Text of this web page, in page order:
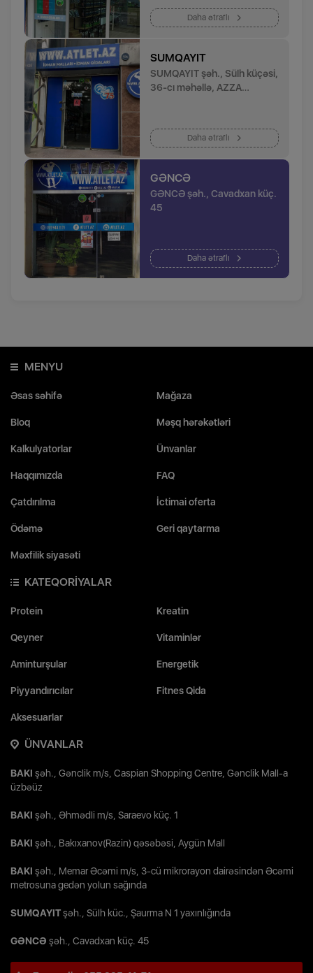
sağında
Daha ətraflı
SUMQAYIT
SUMQAYIT şəh., Sülh küçəsi,
36-cı məhəllə, AZZA
Daha ətraflı
GƏNCƏ
GƏNCƏ şəh., Cavadxan küç.
45
Daha ətraflı
MENYU
Əsas səhifə Mağaza
Bloq Məşq hərəkətləri
Kalkulyatorlar Ünvanlar
Haqqımızda FAQ
Çatdırılma İctimai oferta
Ödəmə Geri qaytarma
Məxfilik siyasəti
KATEQORİYALAR
Protein Kreatin
Qeyner Vitaminlər
Aminturşular Energetik
Piyyandırıcılar Fitnes Qida
Aksesuarlar
ÜNVANLAR
BAKI şəh., Gənclik m/s, Caspian Shopping Centre, Gənclik Mall-a
üzbəüz
BAKI şəh., Əhmədli m/s, Saraevo küç. 1
BAKI şəh., Bakıxanov(Razin) qəsəbəsi, Aygün Mall
BAKI şəh., Memar Əcəmi m/s, 3-cü mikrorayon dairəsindən Əcəmi
metrosuna gedən yolun sağında
SUMQAYITşəh., Sülh küc., Şaurma N 1 yaxınlığında
GƏNCƏ şəh., Cavadxan küç. 45